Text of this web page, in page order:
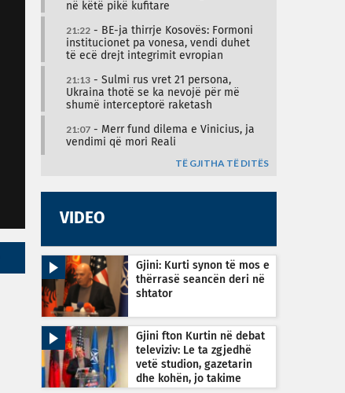
në këtë pikë kufitare
21:22 - BE-ja thirrje Kosovës: Formoni
institucionet pa vonesa, vendi duhet
të ecë drejt integrimit evropian
21:13 - Sulmi rus vret 21 persona,
Ukraina thotë se ka nevojë për më
shumë interceptorë raketash
21:07 - Merr fund dilema e Vinicius, ja
vendimi që mori Reali
TË GJITHA TË DITËS
VIDEO
Gjini: Kurti synon të mos e
thërrasë seancën deri në
shtator
Gjini fton Kurtin në debat
televiziv: Le ta zgjedhë
vetë studion, gazetarin
dhe kohën, jo takime